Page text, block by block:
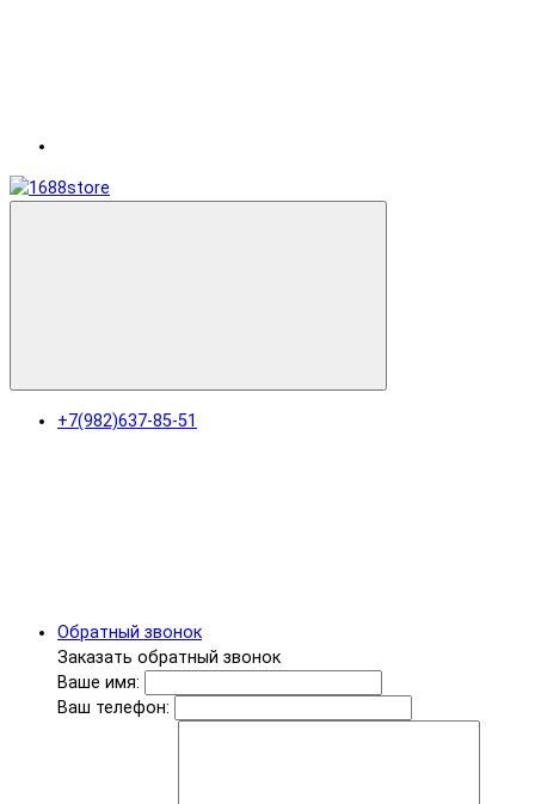
+7(982)637-85-51
Обратный звонок
Заказать обратный звонок
Ваше имя:
Ваш телефон: